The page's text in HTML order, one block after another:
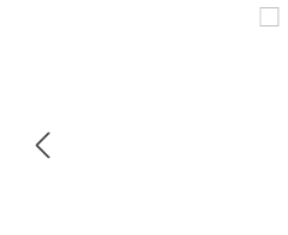
Bildergalerie überspringen